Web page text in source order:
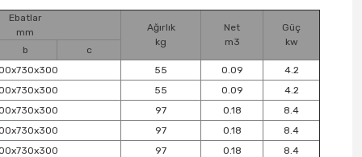
Ebatlar
mm
Ağırlık
kg
Net
m3
Güç
kw
b
c
55 0.09
4.2
55 0.09
4.2
97 0.18
8.4
97 0.18
8.4
97 0.18
8.4